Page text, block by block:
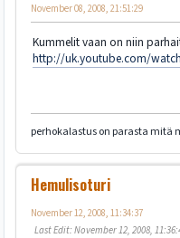
November 08, 2008, 21:51:29
Kummelit vaan on niin
http://uk.youtube.com/
perhokalastus on parasta mitä
Hemulisoturi
November 12, 2008, 11:34:37
Last Edit: November 12, 2008,